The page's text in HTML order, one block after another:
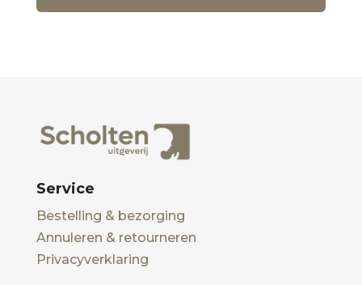
Service
Bestelling & bezorging
Annuleren & retourneren
Privacyverklaring